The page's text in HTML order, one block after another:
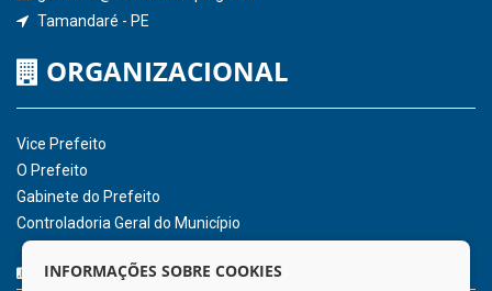
Hora:22:10/ Sábado, 08 de agosto de
2026
INSTITUCIONAL
CNPJ: 01.596.018/0001-60
000
INFORMAÇÕES SOBRE COOKIES